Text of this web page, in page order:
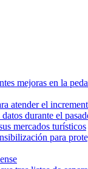
mejoras en la
el
durante el
mercados turísticos
para